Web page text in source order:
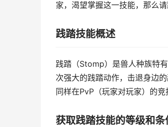
家，渴望掌握这一技能，那么
践踏技能概述
践踏（Stomp）是兽人种族特
次强大的践踏动作，击退身边
同样在PvP（玩家对玩家）的
获取践踏技能的等级和条